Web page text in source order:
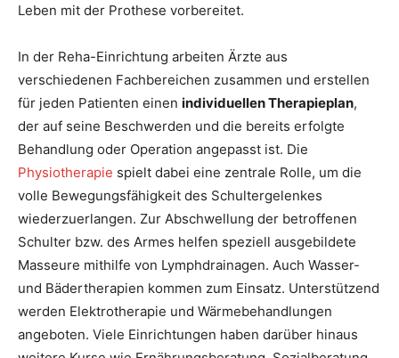
Leben mit der Prothese vorbereitet.
In der Reha-Einrichtung arbeiten Ärzte aus
verschiedenen Fachbereichen zusammen und erstellen
für jeden Patienten einen individuellen Therapieplan,
der auf seine Beschwerden und die bereits erfolgte
Behandlung oder Operation angepasst ist. Die
Physiotherapie spielt dabei eine zentrale Rolle, um die
volle Bewegungsfähigkeit des Schultergelenkes
wiederzuerlangen. Zur Abschwellung der betroffenen
Schulter bzw. des Armes helfen speziell ausgebildete
Masseure mithilfe von Lymphdrainagen. Auch Wasser-
und Bädertherapien kommen zum Einsatz. Unterstützend
werden Elektrotherapie und Wärmebehandlungen
angeboten. Viele Einrichtungen haben darüber hinaus